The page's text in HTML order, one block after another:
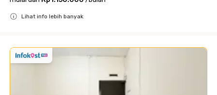
Lihat info lebih banyak